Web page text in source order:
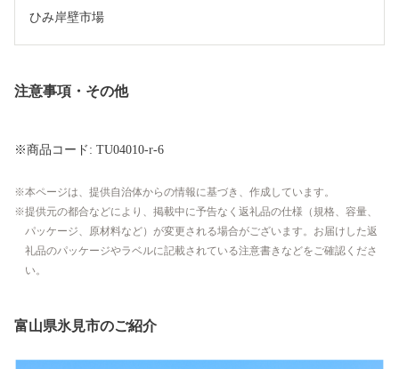
ひみ岸壁市場
注意事項・その他
※商品コード: TU04010-r-6
本ページは、提供自治体からの情報に基づき、作成しています。
提供元の都合などにより、掲載中に予告なく返礼品の仕様（規格、容量、
パッケージ、原材料など）が変更される場合がございます。お届けした返
礼品のパッケージやラベルに記載されている注意書きなどをご確認くださ
い。
富山県氷見市のご紹介